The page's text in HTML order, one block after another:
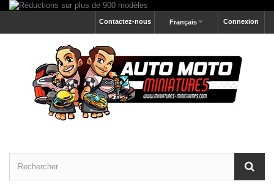
Connexion
Français
Contactez-nous